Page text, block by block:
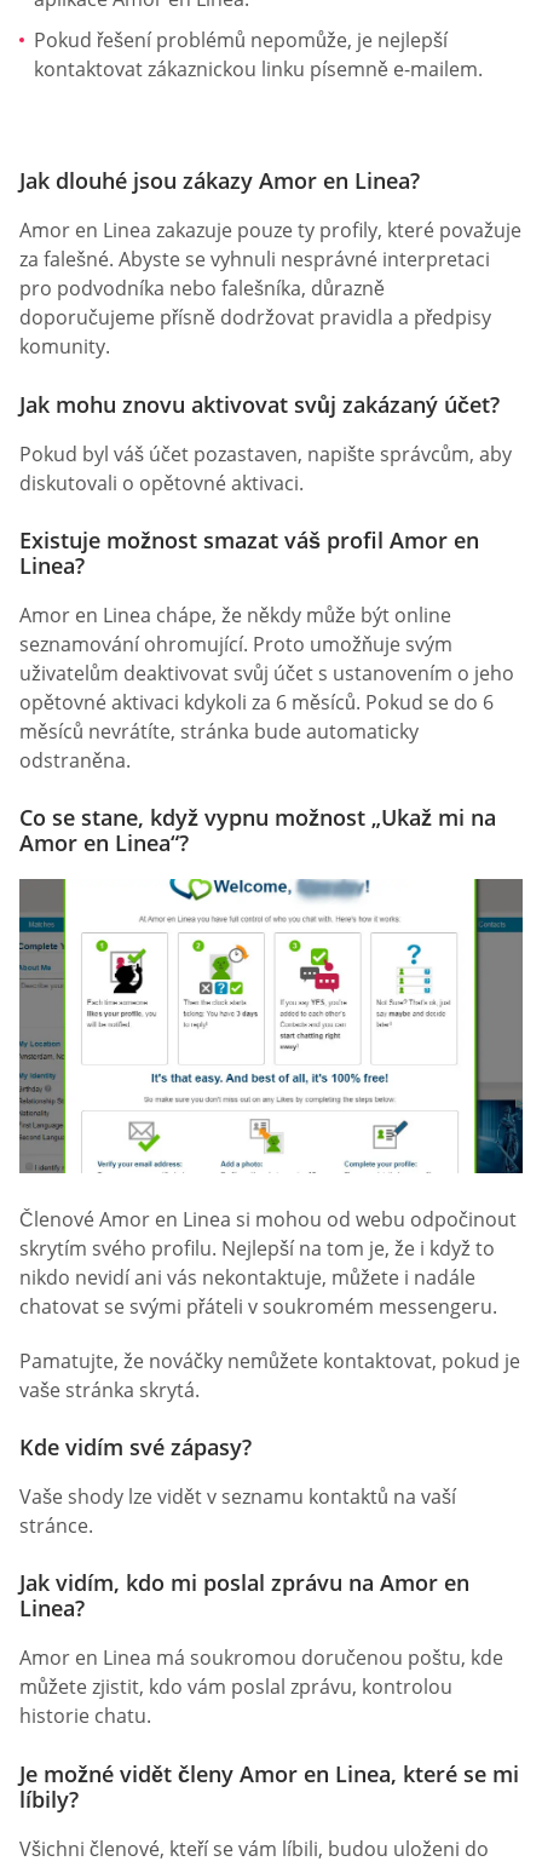
Pokud řešení problémů nepomůže, je nejlepší
kontaktovat zákaznickou linku písemně e-mailem.
Jak dlouhé jsou zákazy Amor en Linea?
Amor en Linea zakazuje pouze ty profily, které považuje
za falešné. Abyste se vyhnuli nesprávné interpretaci
pro podvodníka nebo falešníka, důrazně
doporučujeme přísně dodržovat pravidla a předpisy
komunity.
Jak mohu znovu aktivovat svůj zakázaný účet?
Pokud byl váš účet pozastaven, napište správcům, aby
diskutovali o opětovné aktivaci.
Existuje možnost smazat váš profil Amor en
Linea?
Amor en Linea chápe, že někdy může být online
seznamování ohromující. Proto umožňuje svým
uživatelům deaktivovat svůj účet s ustanovením o jeho
opětovné aktivaci kdykoli za 6 měsíců. Pokud se do 6
měsíců nevrátíte, stránka bude automaticky
odstraněna.
Co se stane, když vypnu možnost „Ukaž mi na
Amor en Linea“?
Členové Amor en Linea si mohou od webu odpočinout
skrytím svého profilu. Nejlepší na tom je, že i když to
nikdo nevidí ani vás nekontaktuje, můžete i nadále
chatovat se svými přáteli v soukromém messengeru.
Pamatujte, že nováčky nemůžete kontaktovat, pokud je
vaše stránka skrytá.
Kde vidím své zápasy?
Vaše shody lze vidět v seznamu kontaktů na vaší
stránce.
Jak vidím, kdo mi poslal zprávu na Amor en
Linea?
Amor en Linea má soukromou doručenou poštu, kde
můžete zjistit, kdo vám poslal zprávu, kontrolou
historie chatu.
Je možné vidět členy Amor en Linea, které se mi
líbily?
Všichni členové, kteří se vám líbili, budou uloženi do